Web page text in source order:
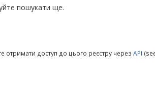
пошукати ще.
отримати доступ до цього реєстру через API